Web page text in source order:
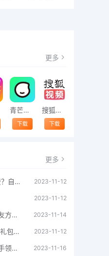
更多
青芒交友软件官方版2021 v1.3
下载
搜狐视频app免费送会员下载安装到手机 v8.8.5
下载
更多
ToonMe怎么取消自动续费？自动续费关闭方法 2023-11-12
2023-11-12
妄想山海怎么加好友 加好友方法大全 2023-11-14
绯红之境兑换码最新2021 礼包兑换码大全 2023-11-12
欢乐射手能提款吗 欢乐射手领红包是真的吗 2023-11-16